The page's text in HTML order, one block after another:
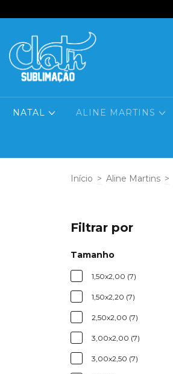
NATAL ALINE MARTINS
Início > Aline Martins >
Filtrar por
Tamanho
1,50x2,00 (7)
1,50x2,20 (7)
2,50x2,00 (7)
3,00x2,00 (7)
3,00x2,50 (7)